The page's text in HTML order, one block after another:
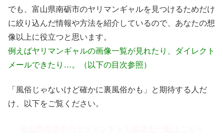
でも、富山県南砺市のヤリマンギャルを見つけるためだけ
に絞り込んだ情報や方法を紹介しているので、あなたの想
像以上に役立つと思います。
例えばヤリマンギャルの画像一覧が見れたり、ダイレクト
メールできたり…。（以下の目次参照）
「風俗じゃないけど確かに裏風俗かも」と期待する人だ
け、以下をご覧ください。